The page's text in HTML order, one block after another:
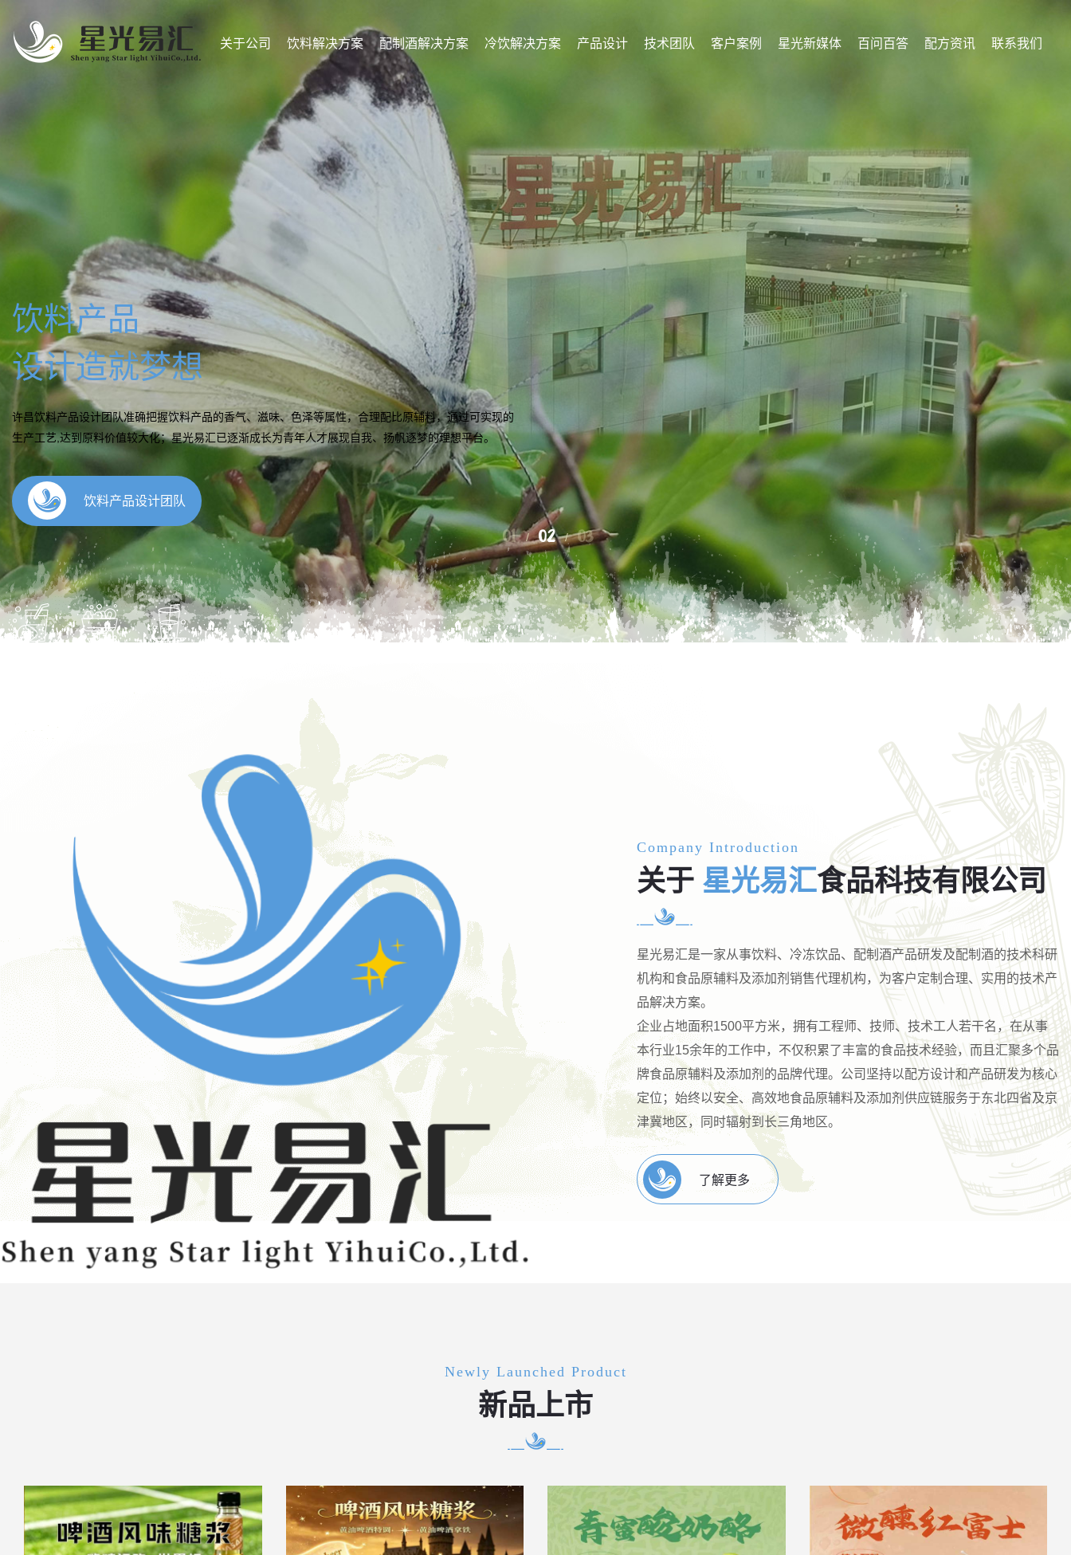
关于公司 饮料解决方案 配制酒解决方案 冷饮解决方案 产品设计 技术团队 客户案例 星光新媒体 百问百答 配方资讯 联系我们
配制酒产品
研发流程
许昌饮料产品研发提供包括完整的配方、生产工艺以及原材料、设备供应商等整套生产技术服务；按照
实际生产情况建模调试小样，终配制出可以成功生产并符合客户香气和口味要求的小样，保障客户可以
成功生产出产品。
Company Introduction
关于 星光易汇食品科技有限公司
星光易汇是一家从事饮料、冷冻饮品、配制酒产品研发及配制酒的技术科研
机构和食品原辅料及添加剂销售代理机构，为客户定制合理、实用的技术产
品解决方案。
企业占地面积1500平方米，拥有工程师、技师、技术工人若干名，在从事
本行业15余年的工作中，不仅积累了丰富的食品技术经验，而且汇聚多个品
牌食品原辅料及添加剂的品牌代理。公司坚持以配方设计和产品研发为核心
定位；始终以安全、高效地食品原辅料及添加剂供应链服务于东北四省及京
津冀地区，同时辐射到长三角地区。
了解更多
Newly Launched Product
新品上市